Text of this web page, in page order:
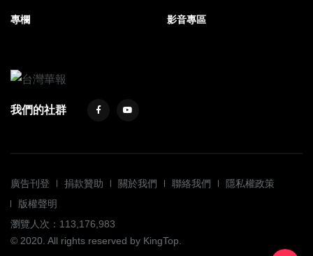
專欄 影音專區
我們的社群
廣告刊登 捐款贊助 關於我們 聯絡我們
隱私權政策
版權聲明
瀏覽人次：113,176,983
© 2020. All rights reserved by KingTop.